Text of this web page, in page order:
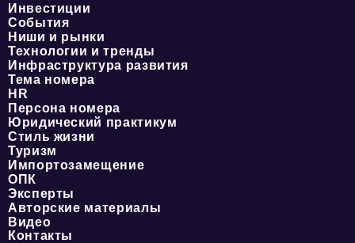
Инвестиции
События
Ниши и рынки
Технологии и тренды
Инфраструктура развития
Тема номера
HR
Персона номера
Юридический практикум
Стиль жизни
Туризм
Импортозамещение
ОПК
Эксперты
Авторские материалы
Видео
Контакты